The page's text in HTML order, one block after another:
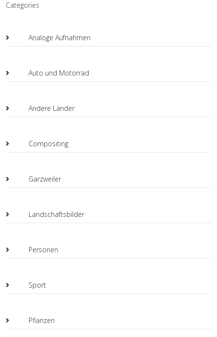
Categories
Analoge Aufnahmen
Auto und Motorrad
Andere Länder
Compositing
Garzweiler
Landschaftsbilder
Personen
Sport
Pflanzen